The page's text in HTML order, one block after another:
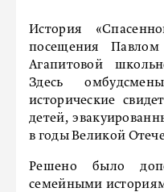
История
посещения
Агапитовой
Здесь
исторические
детей,
в годы Великой
Решено было
семейными